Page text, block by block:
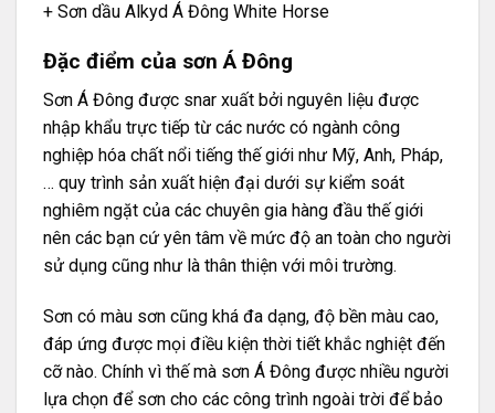
+ Sơn dầu Alkyd Á Đông White Horse
Đặc điểm của sơn Á Đông
Sơn Á Đông được snar xuất bởi nguyên liệu được
nhập khẩu trực tiếp từ các nước có ngành công
nghiệp hóa chất nổi tiếng thế giới như Mỹ, Anh, Pháp,
… quy trình sản xuất hiện đại dưới sự kiểm soát
nghiêm ngặt của các chuyên gia hàng đầu thế giới
nên các bạn cứ yên tâm về mức độ an toàn cho người
sử dụng cũng như là thân thiện với môi trường.
Sơn có màu sơn cũng khá đa dạng, độ bền màu cao,
đáp ứng được mọi điều kiện thời tiết khắc nghiệt đến
cỡ nào. Chính vì thế mà sơn Á Đông được nhiều người
lựa chọn để sơn cho các công trình ngoài trời để bảo